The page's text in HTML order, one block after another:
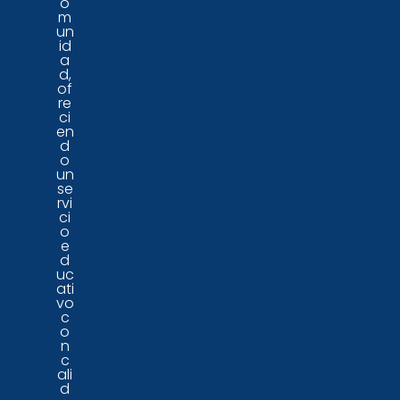
m
un
id
a
d,
of
re
ci
en
d
o
un
se
rvi
ci
o
e
d
uc
ati
vo
c
o
n
c
ali
d